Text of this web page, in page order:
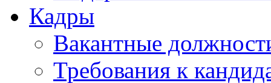
Кадры
Вакантные
Требования к